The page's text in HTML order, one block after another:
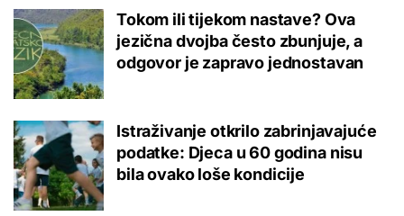
Tokom ili tijekom nastave? Ova
jezična dvojba često zbunjuje, a
odgovor je zapravo jednostavan
Istraživanje otkrilo zabrinjavajuće
podatke: Djeca u 60 godina nisu
bila ovako loše kondicije